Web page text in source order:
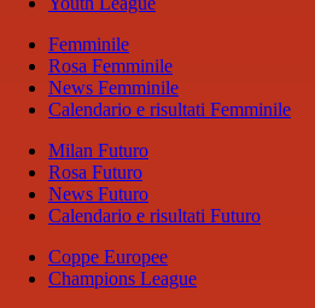
Femminile
Rosa Femminile
News Femminile
Calendario e risultati Femminile
Milan Futuro
Rosa Futuro
News Futuro
Calendario e risultati Futuro
Coppe Europee
Champions League